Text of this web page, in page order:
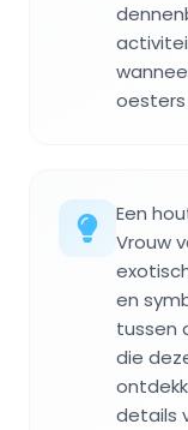
oesters
Een
Vrouw
en
tussen
die
details